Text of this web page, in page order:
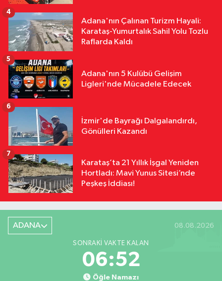
Adana'nın Çalınan Turizm Hayali:
Karataş-Yumurtalık Sahil Yolu Tozlu
Raflarda Kaldı
4
Adana'nın 5 Kulübü Gelişim
Ligleri'nde Mücadele Edecek
5
İzmir'de Bayrağı Dalgalandırdı,
Gönülleri Kazandı
6
Karataş’ta 21 Yıllık İşgal Yeniden
Hortladı: Mavi Yunus Sitesi’nde
Peşkeş İddiası!
7
ADANA 08.08.2026
SONRAKI VAKTE KALAN
06:51
Öğle Namazı